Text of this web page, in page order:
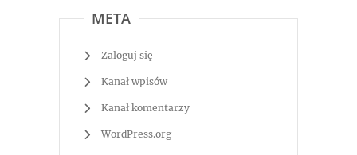
META
Zaloguj się
Kanał wpisów
Kanał komentarzy
WordPress.org